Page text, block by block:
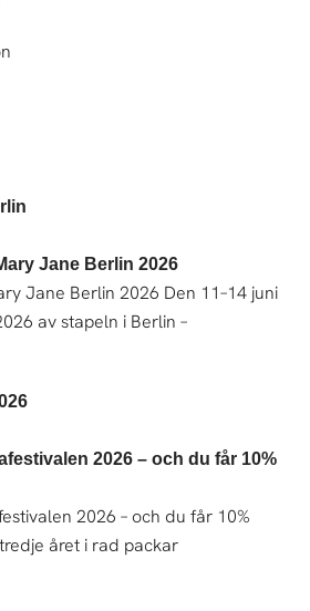
Jane Berlin 2026
Jane Berlin 2026 Den 11–14 juni
av stapeln i Berlin –
2026 – och du får 10%
2026 – och du får 10%
året i rad packar